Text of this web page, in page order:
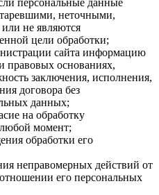
персональные данные
неточными,
не являются
цели обработки;
сайта информацию
правовых основаниях,
заключения, исполнения,
договора без
данных;
на обработку
момент;
обработки его
неправомерных действий от
его персональных